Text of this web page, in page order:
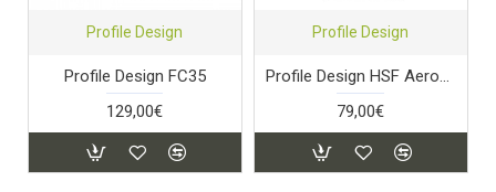
Profile Design
Profile Design FC35
129,00€
Profile Design
Profile Design HSF Aerodrink 880
79,00€